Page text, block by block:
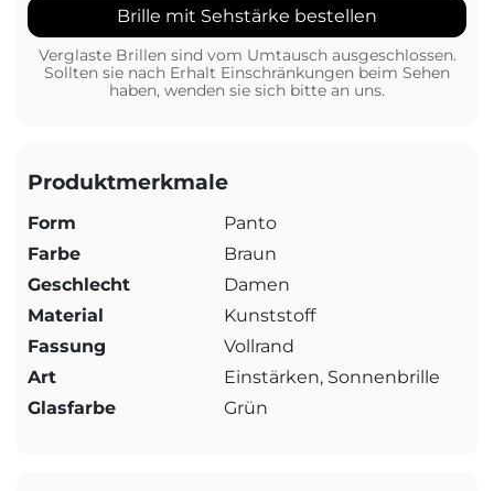
Brille mit Sehstärke bestellen
Verglaste Brillen sind vom Umtausch ausgeschlossen.
Sollten sie nach Erhalt Einschränkungen beim Sehen
haben, wenden sie sich bitte an uns.
Produktmerkmale
Form
Panto
Farbe
Braun
Geschlecht
Damen
Material
Kunststoff
Fassung
Vollrand
Art
Einstärken, Sonnenbrille
Glasfarbe
Grün